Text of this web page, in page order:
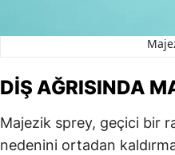
DIŞ AĞRISINDA
Majezik sprey, geçici bir
nedenini ortadan